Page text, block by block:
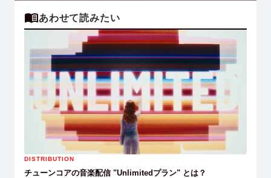
あわせて読みたい
DISTRIBUTION
チューンコアの音楽配信 "Unlimitedプラン" とは？